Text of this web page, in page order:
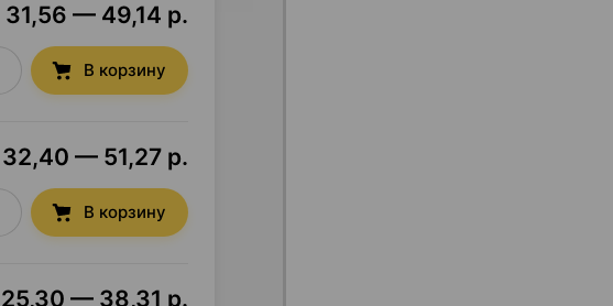
31,56 — 49,14 р.
В корзину
32,40 — 51,27 р.
В корзину
25,30 — 38,31 р.